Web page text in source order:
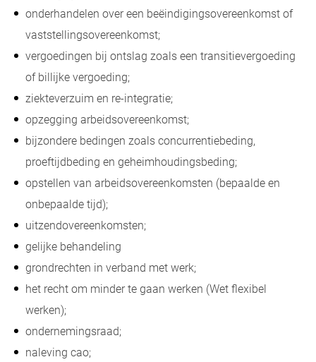
onderhandelen over een beëindigingsovereenkomst of
vaststellingsovereenkomst;
vergoedingen bij ontslag zoals een transitievergoeding
of billijke vergoeding;
ziekteverzuim en re-integratie;
opzegging arbeidsovereenkomst;
bijzondere bedingen zoals concurrentiebeding,
proeftijdbeding en geheimhoudingsbeding;
opstellen van arbeidsovereenkomsten (bepaalde en
onbepaalde tijd);
uitzendovereenkomsten;
gelijke behandeling
grondrechten in verband met werk;
het recht om minder te gaan werken (Wet flexibel
werken);
ondernemingsraad;
naleving cao;